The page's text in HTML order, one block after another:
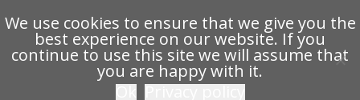
Copyright 2022 Breakthrough Ltd. All rights reserved.
We use cookies to ensure that we give you the
best experience on our website. If you
continue to use this site we will assume that
you are happy with it.